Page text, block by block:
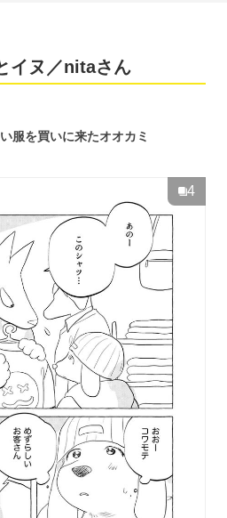
イヌ／nitaさん
服を買いに来たオオカミ
4